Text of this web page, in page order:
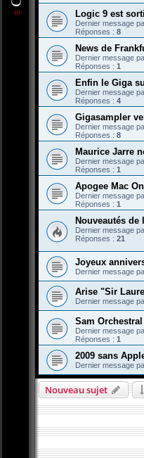
Logic 9 est
Dernier message
Réponses : 8
News de
Dernier message
Réponses : 1
Enfin le Giga
Dernier message
Réponses : 4
Gigasampler
Dernier message
Réponses : 8
Maurice Jarre
Dernier message
Réponses : 1
Apogee Mac
Dernier message
Réponses : 1
Nouveautés de
Dernier message
Réponses : 21
Joyeux
Dernier message
Arise "Sir
Dernier message
Sam
Dernier message
Réponses : 1
2009 sans
Dernier message
Nouveau sujet